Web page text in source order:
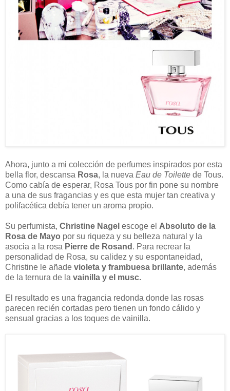
Ahora, junto a mi colección de perfumes inspirados por esta
bella flor, descansa Rosa, la nueva Eau de Toilette de Tous.
Como cabía de esperar, Rosa Tous por fin pone su nombre
a una de sus fragancias y es que esta mujer tan creativa y
polifacética debía tener un aroma propio.
Su perfumista, Christine Nagel escoge el Absoluto de la
Rosa de Mayo por su riqueza y su belleza natural y la
asocia a la rosa Pierre de Rosand . Para recrear la
personalidad de Rosa, su calidez y su espontaneidad,
Christine le añade violeta y frambuesa brillante, además
de la ternura de la vainilla y el musc.
El resultado es una fragancia redonda donde las rosas
parecen recién cortadas pero tienen un fondo cálido y
sensual gracias a los toques de vainilla.